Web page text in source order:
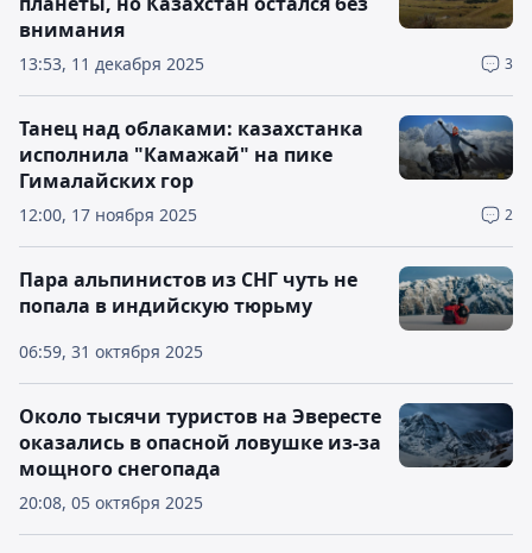
13:53, 11 декабря 2025 3
внимания
12:00, 17 ноября 2025 2
Танец над облаками: казахстанка
исполнила "Камажай" на пике
Гималайских гор
06:59, 31 октября 2025
Пара альпинистов из СНГ чуть не
попала в индийскую тюрьму
20:08, 05 октября 2025
Около тысячи туристов на Эвересте
оказались в опасной ловушке из-за
мощного снегопада